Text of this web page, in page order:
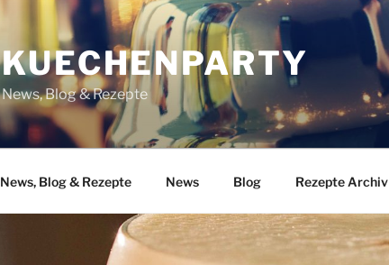
KUECHENPARTY
News, Blog & Rezepte
News, Blog & Rezepte News Blog Rezepte Archiv